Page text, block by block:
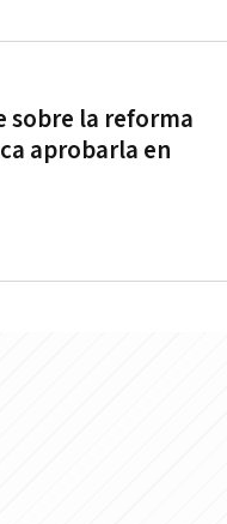
sobre la reforma
aprobarla en